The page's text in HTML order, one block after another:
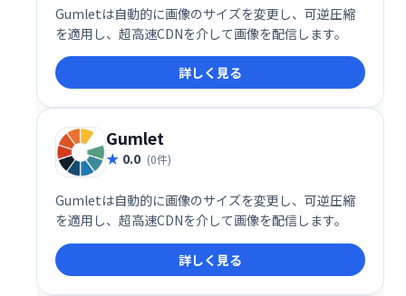
Gumletは自動的に画像のサイズを変更し、可逆圧縮
を適用し、超高速CDNを介して画像を配信します。
詳しく見る
Gumlet
0.0 (0件)
Gumletは自動的に画像のサイズを変更し、可逆圧縮
を適用し、超高速CDNを介して画像を配信します。
詳しく見る